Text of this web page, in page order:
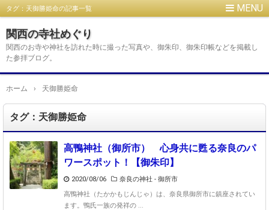
タグ：天御勝姫命の記事一覧
関西の寺社めぐり
関西のお寺や神社を訪れた時に撮った写真や、御朱印、御朱印帳などを掲載し
た参拝ブログ。
ホーム › 天御勝姫命
タグ：天御勝姫命
高鴨神社（御所市） 心身共に甦る奈良のパ
ワースポット！【御朱印】
2020/08/06
奈良の神社 - 御所市
高鴨神社（たかかもじんじゃ）は、奈良県御所市に鎮座されてい
ます。鴨氏一族の発祥の ...